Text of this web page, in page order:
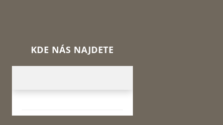
KDE NÁS NAJDETE